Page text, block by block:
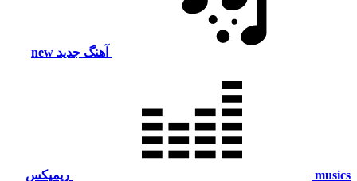
آهنگ جدید new
ریمیکس